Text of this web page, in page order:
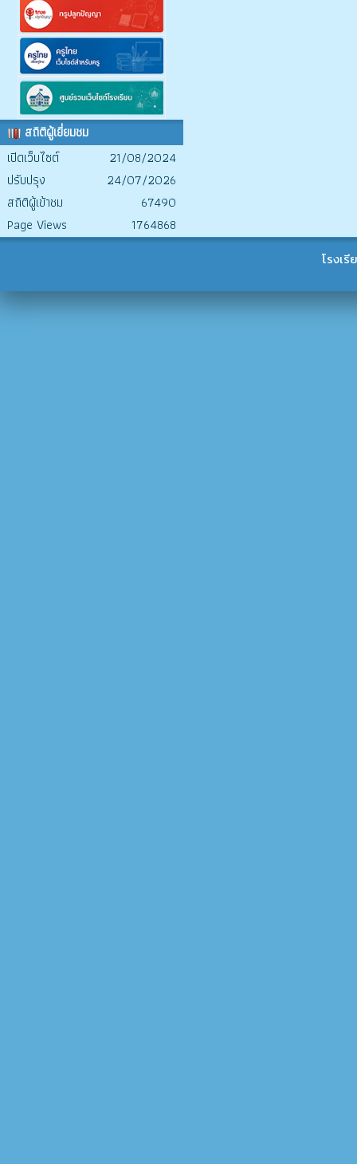
สถิติผู้เยี่ยมชม
เปิดเว็บไซต์
21/08/2024
ปรับปรุง
24/07/2026
สถิติผู้เข้าชม
67490
Page Views
1764868
โรงเ